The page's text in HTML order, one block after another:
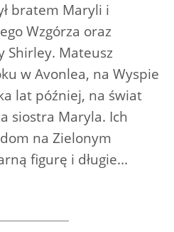
bratem Maryli i
Wzgórza oraz
Shirley. Mateusz
w Avonlea, na Wyspie
lat później, na świat
siostra Maryla. Ich
na Zielonym
figurę i długie...